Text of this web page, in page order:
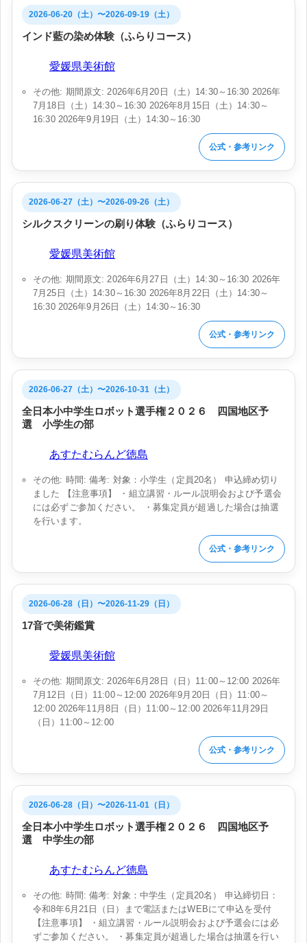
2026-06-20（土）〜2026-09-19（土）
インド藍の染め体験（ふらりコース）
愛媛県美術館
その他: 期間原文: 2026年6月20日（土）14:30～16:30 2026年
7月18日（土）14:30～16:30 2026年8月15日（土）14:30～
16:30 2026年9月19日（土）14:30～16:30
公式・参考リンク
2026-06-27（土）〜2026-09-26（土）
シルクスクリーンの刷り体験（ふらりコース）
愛媛県美術館
その他: 期間原文: 2026年6月27日（土）14:30～16:30 2026年
7月25日（土）14:30～16:30 2026年8月22日（土）14:30～
16:30 2026年9月26日（土）14:30～16:30
公式・参考リンク
2026-06-27（土）〜2026-10-31（土）
全日本小中学生ロボット選手権２０２６ 四国地区予
選 小学生の部
あすたむらんど徳島
その他: 時間: 備考: 対象：小学生（定員20名） 申込締め切り
ました 【注意事項】 ・組立講習・ルール説明会および予選会
には必ずご参加ください。 ・募集定員が超過した場合は抽選
を行います。
公式・参考リンク
2026-06-28（日）〜2026-11-29（日）
17音で美術鑑賞
愛媛県美術館
その他: 期間原文: 2026年6月28日（日）11:00～12:00 2026年
7月12日（日）11:00～12:00 2026年9月20日（日）11:00～
12:00 2026年11月8日（日）11:00～12:00 2026年11月29日
（日）11:00～12:00
公式・参考リンク
2026-06-28（日）〜2026-11-01（日）
全日本小中学生ロボット選手権２０２６ 四国地区予
選 中学生の部
あすたむらんど徳島
その他: 時間: 備考: 対象：中学生（定員20名） 申込締切日：
令和8年6月21日（日）まで電話またはWEBにて申込を受付
【注意事項】 ・組立講習・ルール説明会および予選会には必
ずご参加ください。 ・募集定員が超過した場合は抽選を行い